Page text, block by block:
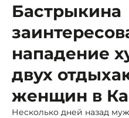
Бастрыкина
нападение
двух
женщин в
Несколько дней назад